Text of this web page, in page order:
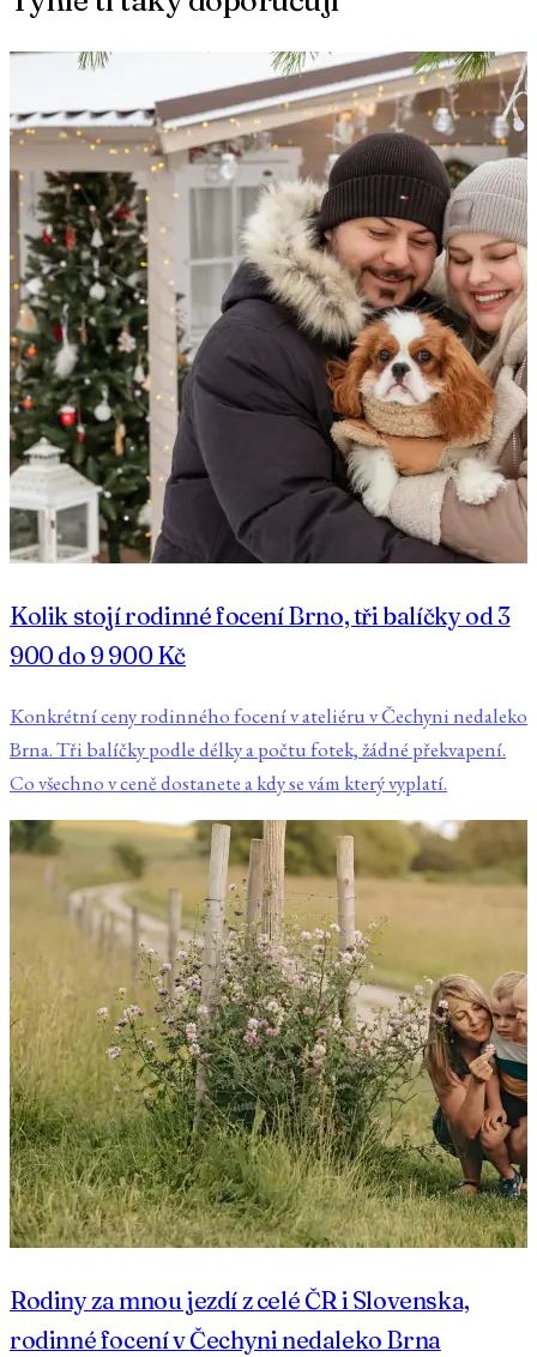
Kolik stojí rodinné focení Brno, tři balíčky od 3
900 do 9 900 Kč
Konkrétní ceny rodinného focení v ateliéru v Čechyni nedaleko
Brna. Tři balíčky podle délky a počtu fotek, žádné překvapení.
Co všechno v ceně dostanete a kdy se vám který vyplatí.
Rodiny za mnou jezdí z celé ČR i Slovenska,
rodinné focení v Čechyni nedaleko Brna